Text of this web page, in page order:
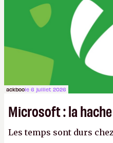
ackboole 6 juillet 2026
Microsoft : la
Les temps sont durs